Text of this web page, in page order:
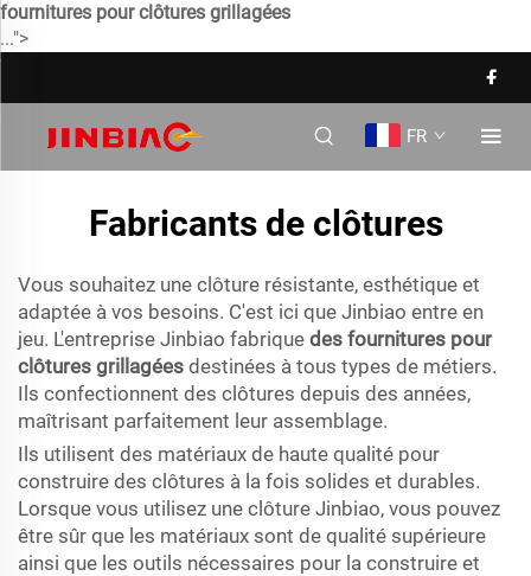
fournitures pour clôtures grillagées
...">
FR
Fabricants de clôtures
Vous souhaitez une clôture résistante, esthétique et
adaptée à vos besoins. C'est ici que Jinbiao entre en
jeu. L'entreprise Jinbiao fabrique des fournitures pour
clôtures grillagées destinées à tous types de métiers.
Ils confectionnent des clôtures depuis des années,
maîtrisant parfaitement leur assemblage.
Ils utilisent des matériaux de haute qualité pour
construire des clôtures à la fois solides et durables.
Lorsque vous utilisez une clôture Jinbiao, vous pouvez
être sûr que les matériaux sont de qualité supérieure
ainsi que les outils nécessaires pour la construire et